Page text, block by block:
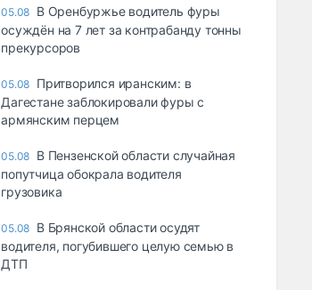
05.08 В Оренбуржье водитель фуры
осуждён на 7 лет за контрабанду тонны
прекурсоров
05.08 Притворился иранским: в
Дагестане заблокировали фуры с
армянским перцем
05.08 В Пензенской области случайная
попутчица обокрала водителя
грузовика
05.08 В Брянской области осудят
водителя, погубившего целую семью в
ДТП